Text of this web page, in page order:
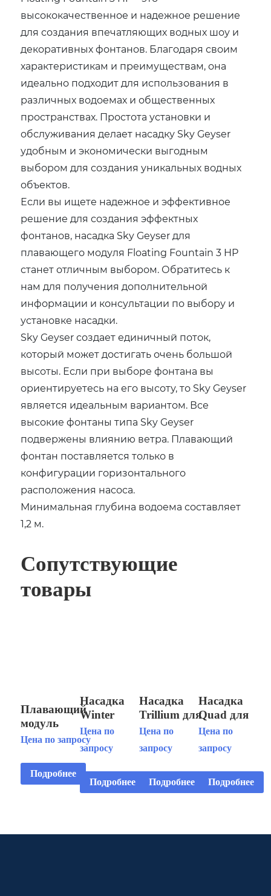
высококачественное и надежное решение
для создания впечатляющих водных шоу и
декоративных фонтанов. Благодаря своим
характеристикам и преимуществам, она
идеально подходит для использования в
различных водоемах и общественных
пространствах. Простота установки и
обслуживания делает насадку Sky Geyser
удобным и экономически выгодным
выбором для создания уникальных водных
объектов.
Если вы ищете надежное и эффективное
решение для создания эффектных
фонтанов, насадка Sky Geyser для
плавающего модуля Floating Fountain 3 HP
станет отличным выбором. Обратитесь к
нам для получения дополнительной
информации и консультации по выбору и
установке насадки.
Sky Geyser создает единичный поток,
который может достигать очень большой
высоты. Если при выборе фонтана вы
ориентируетесь на его высоту, то Sky Geyser
является идеальным вариантом. Все
высокие фонтаны типа Sky Geyser
подвержены влиянию ветра. Плавающий
фонтан поставляется только в
конфигурации горизонтального
расположения насоса.
Минимальная глубина водоема составляет
1,2 м.
Сопутствующие
товары
Плавающий
модуль
Fountain
Fountain
Horizontal 5
Цена по запросу
Подробнее
Насадка
Winter
Scepter для
плавающего
модуля
Floating
Display
Цена по
запросу
Подробнее
Насадка
Trillium для
плавающего
Floating
Display
Aerator 7 1/2
Цена по
запросу
Подробнее
Насадка
Quad для
плавающего
Floating
Display
Aerator 7 1/2
Цена по
запросу
Подробнее